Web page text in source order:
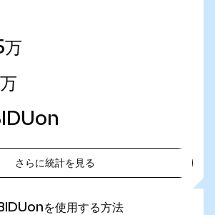
さらに統計を見る
を使用する方法